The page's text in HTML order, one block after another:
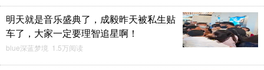
明天就是音乐盛典了，成毅昨天被私生贴
车了，大家一定要理智追星啊！
blue深蓝梦境 1.5万阅读